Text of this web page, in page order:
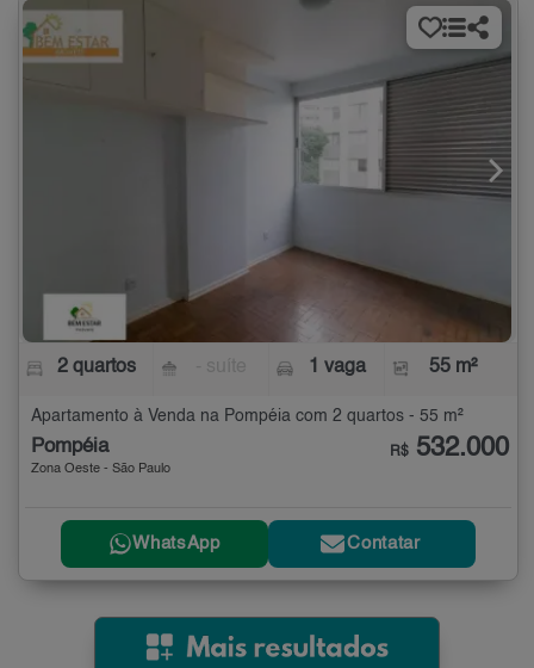
2 quartos 1 vaga 55 m²
Apartamento à Venda na Pompéia com 2 quartos - 55 m²
Pompéia
Zona Oeste - São Paulo
R$ 532.000
WhatsApp Contatar